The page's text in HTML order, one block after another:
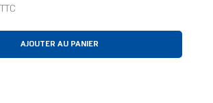
TTC
AJOUTER AU PANIER